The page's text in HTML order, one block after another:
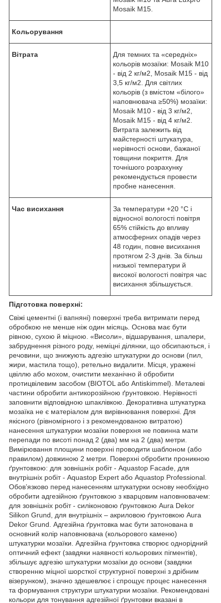
Mosaik M15.
Кольорування
Вітрата
Для темних та «середніх»
кольорів мозаїки: Mosaik M10
- від 2 кг/м2, Mosaik M15 - від
3,5 кг/м2. Для світлих
кольорів (з вмістом «білого»
наповнювача ≥50%) мозаїки:
Mosaik M10 - від 3 кг/м2,
Mosaik M15 - від 4 кг/м2.
Витрата залежить від
майстерності штукатура,
нерівності основи, бажаної
товщини покриття. Для
точнішого розрахунку
рекомендується провести
пробне нанесення.
Час висихання
За температури +20 °C і
відносної вологості повітря
65% стійкість до впливу
атмосферних опадів через
48 годин, повне висихання
протягом 2-3 днів. За більш
низької температури й
високої вологості повітря час
висихання збільшується.
Підготовка поверхні:
Свіжі цементні (і вапняні) поверхні треба витримати перед
обробкою не менше ніж один місяць. Основа має бути
рівною, сухою й міцною. «Висоли», відшарування, шпалери,
забруднення різного роду, неміцні ділянки, що обсипаються, і
речовини, що знижують адгезію штукатурки до основи (пил,
жири, мастила тощо), ретельно видалити. Місця, уражені
цвіллю або мохом, очистити механічно й обробити
протицвілевим засобом (BIOTOL або Antiskimmel). Металеві
частини обробити антикорозійною ґрунтовкою. Нерівності
заповнити відповідною шпаклівкою. Декоративна штукатурка
мозаїка не є матеріалом для вирівнювання поверхні. Для
якісного (рівномірного і з рекомендованою витратою)
нанесення штукатурки мозаїки поверхня не повинна мати
перепади по висоті понад 2 (два) мм на 2 (два) метри.
Вимірювання площини поверхні проводити шаблоном (або
правилом) довжиною 2 метри. Поверхні обробити проникною
ґрунтовкою: для зовнішніх робіт - Aquastop Facade, для
внутрішніх робіт - Aquastop Expert або Aquastop Professional.
Обов’язково перед нанесенням штукатурки основу необхідно
обробити адгезійною ґрунтовкою з кварцовим наповнювачем:
для зовнішніх робіт - силіконовою ґрунтовкою Aura Dekor
Silikon Grund, для внутрішніх – акриловою ґрунтовкою Aura
Dekor Grund. Адгезійна ґрунтовка має бути затонована в
основний колір наповнювача (кольорового каменю)
штукатурки мозаїки. Адгезійна ґрунтовка створює однорідний
оптичний ефект (завдяки наявності кольорових пігментів),
збільшує адгезію штукатурки мозаїки до основи (завдяки
створенню міцної шорсткої структурної поверхні з дрібним
візерунком), значно здешевлює і спрощує процес нанесення
та формування структури штукатурки мозаїки. Рекомендовані
кольори для тонування адгезійної ґрунтовки вказані в